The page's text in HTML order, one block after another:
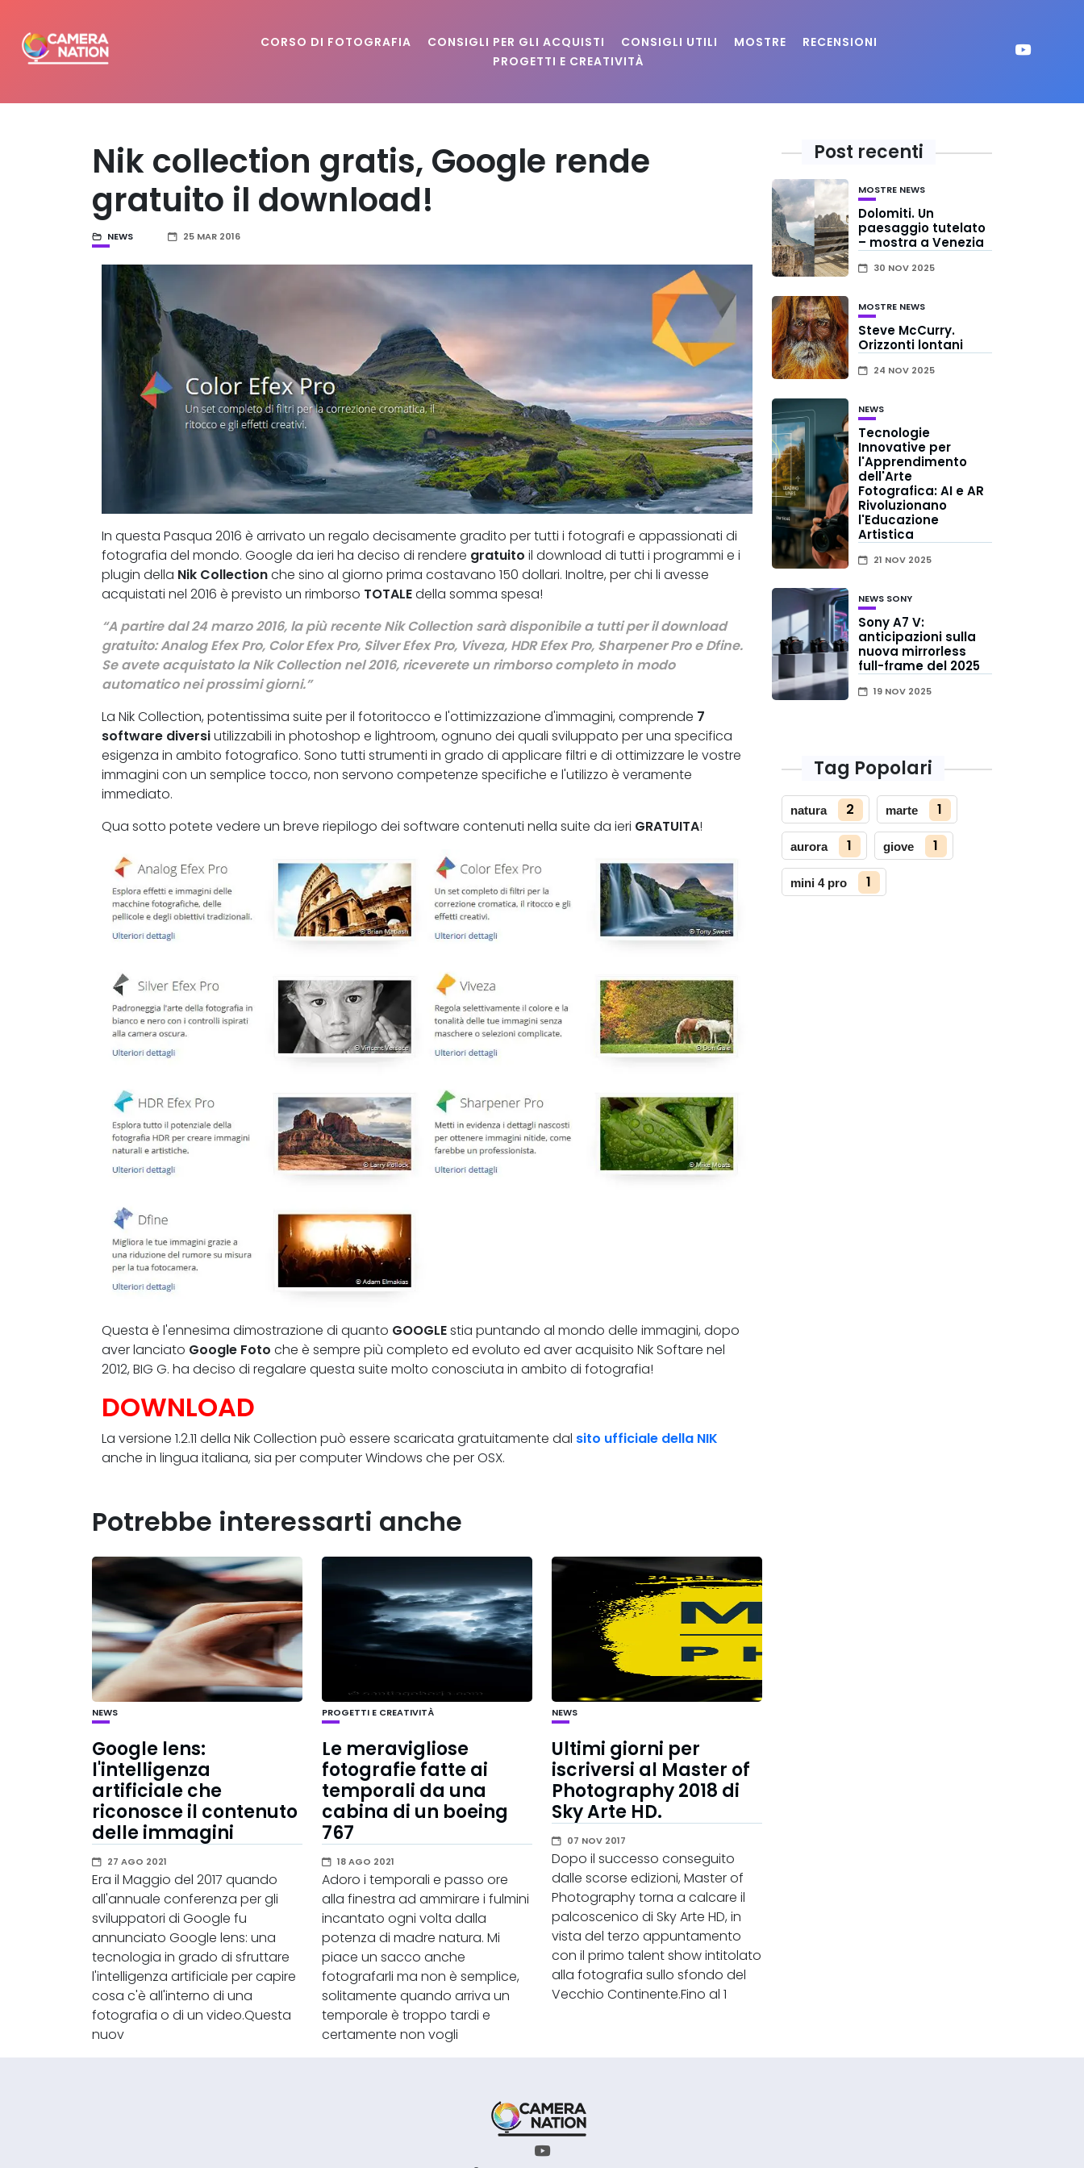
CORSO DI FOTOGRAFIA CONSIGLI PER GLI ACQUISTI CONSIGLI UTILI MOSTRE
RECENSIONI
PROGETTI E CREATIVITÀ
Nik collection gratis, Google rende
gratuito il download!
NEWS 25 MAR 2016
In questa Pasqua 2016 è arrivato un regalo decisamente gradito per tutti i fotografi e appassionati di
fotografia del mondo. Google da ieri ha deciso di rendere gratuito il download di tutti i programmi e i
plugin della Nik Collectionche sino al giorno prima costavano 150 dollari. Inoltre, per chi li avesse
acquistati nel 2016 è previsto un rimborso TOTALEdella somma spesa!
“A partire dal 24 marzo 2016, la più recente Nik Collection sarà disponibile a tutti per il download
gratuito: Analog Efex Pro, Color Efex Pro, Silver Efex Pro, Viveza, HDR Efex Pro, Sharpener Pro e Dfine.
Se avete acquistato la Nik Collection nel 2016, riceverete un rimborso completo in modo
automatico nei prossimi giorni.”
La Nik Collection, potentissima suite per il fotoritocco e l'ottimizzazione d'immagini, comprende 7
software diversiutilizzabili in photoshop e lightroom, ognuno dei quali sviluppato per una specifica
esigenza in ambito fotografico. Sono tutti strumenti in grado di applicare filtri e di ottimizzare le vostre
immagini con un semplice tocco, non servono competenze specifiche e l'utilizzo è veramente
immediato.
Qua sotto potete vedere un breve riepilogo dei software contenuti nella suite da ieri GRATUITA!
Questa è l'ennesima dimostrazione di quanto GOOGLEstia puntando al mondo delle immagini, dopo
aver lanciato Google Foto che è sempre più completo ed evoluto ed aver acquisito Nik Softare nel
2012, BIG G. ha deciso di regalare questa suite molto conosciuta in ambito di fotografia!
DOWNLOAD
La versione 1.2.11 della Nik Collection può essere scaricata gratuitamente dal sito ufficiale della NIK
anche in lingua italiana, sia per computer Windows che per OSX.
Potrebbe interessarti anche
NEWS
Google lens:
l'intelligenza
artificiale che
riconosce il contenuto
delle immagini
27 AGO 2021
Era il Maggio del 2017 quando
all'annuale conferenza per gli
sviluppatori di Google fu
annunciato Google lens: una
tecnologia in grado di sfruttare
l'intelligenza artificiale per capire
cosa c'è all'interno di una
fotografia o di un video.Questa
nuov
PROGETTI E CREATIVITÀ
Le meravigliose
fotografie fatte ai
temporali da una
cabina di un boeing
767
18 AGO 2021
Adoro i temporali e passo ore
alla finestra ad ammirare i fulmini
incantato ogni volta dalla
potenza di madre natura. Mi
piace un sacco anche
fotografarli ma non è semplice,
solitamente quando arriva un
temporale è troppo tardi e
certamente non vogli
NEWS
Ultimi giorni per
iscriversi al Master of
Photography 2018 di
Sky Arte HD.
07 NOV 2017
Dopo il successo conseguito
dalle scorse edizioni, Master of
Photography torna a calcare il
palcoscenico di Sky Arte HD, in
vista del terzo appuntamento
con il primo talent show intitolato
alla fotografia sullo sfondo del
Vecchio Continente.Fino al 1
Post recenti
MOSTRE NEWS
Dolomiti. Un
paesaggio tutelato
– mostra a Venezia
30 NOV 2025
MOSTRE NEWS
Steve McCurry.
Orizzonti lontani
24 NOV 2025
NEWS
Tecnologie
Innovative per
l'Apprendimento
dell'Arte
Fotografica: AI e AR
Rivoluzionano
l'Educazione
Artistica
21 NOV 2025
NEWS SONY
Sony A7 V:
anticipazioni sulla
nuova mirrorless
full-frame del 2025
19 NOV 2025
Tag Popolari
natura 2 marte 1
aurora 1 giove 1
mini 4 pro 1